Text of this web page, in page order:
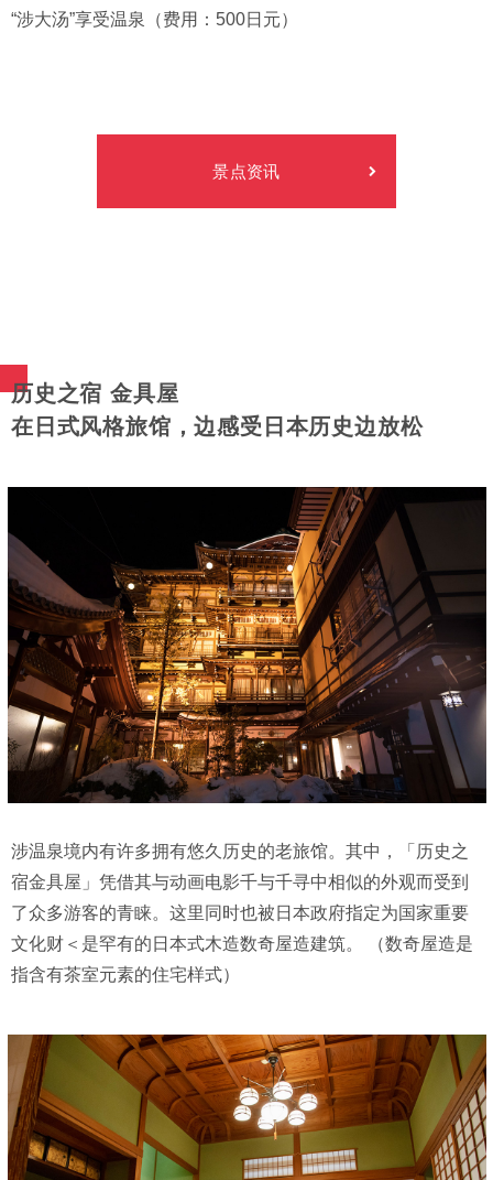
“涉大汤”享受温泉（费用：500日元）
景点资讯
历史之宿 金具屋
在日式风格旅馆，边感受日本历史边放松
涉温泉境内有许多拥有悠久历史的老旅馆。其中，「历史之
宿金具屋」凭借其与动画电影千与千寻中相似的外观而受到
了众多游客的青睐。这里同时也被日本政府指定为国家重要
文化财＜是罕有的日本式木造数奇屋造建筑。 （数奇屋造是
指含有茶室元素的住宅样式）